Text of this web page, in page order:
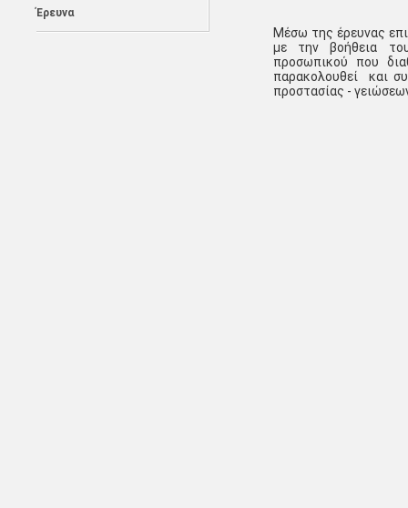
Έρευνα
Μέσω της έρευνας
με την βοήθεια του
προσωπικού που
παρακολουθεί και
προστασίας -